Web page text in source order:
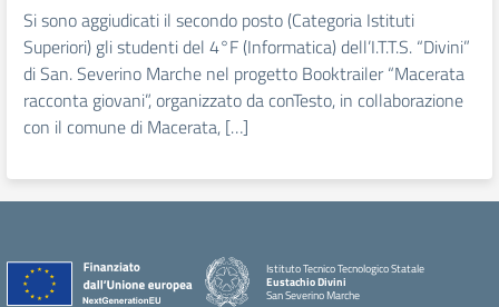
Si sono aggiudicati il secondo posto (Categoria Istituti
Superiori) gli studenti del 4°F (Informatica) dell’I.T.T.S. “Divini”
di San. Severino Marche nel progetto Booktrailer “Macerata
racconta giovani”, organizzato da conTesto, in collaborazione
con il comune di Macerata, […]
Istituto Tecnico Tecnologico Statale
Eustachio Divini
San Severino Marche